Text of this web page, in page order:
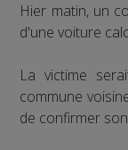
Hier matin, un
d'une voiture
La victime
commune
de confirmer